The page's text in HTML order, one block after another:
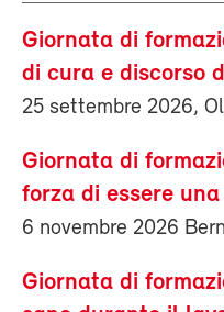
Giornata di
di cura e discorso
25 settembre 2026,
Giornata di
forza di essere
6 novembre 2026
Giornata di